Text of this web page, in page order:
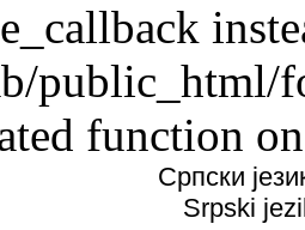
public_html/
function
Српски
Srpski